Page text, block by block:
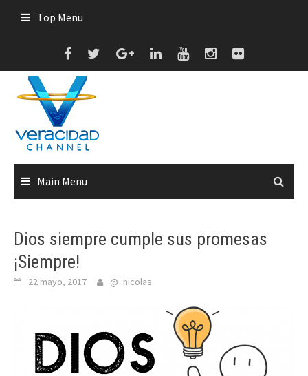
Top Menu
Main Menu
Dios siempre cumple sus promesas
¡Siempre!
22 mayo, 2017 @_nicolas